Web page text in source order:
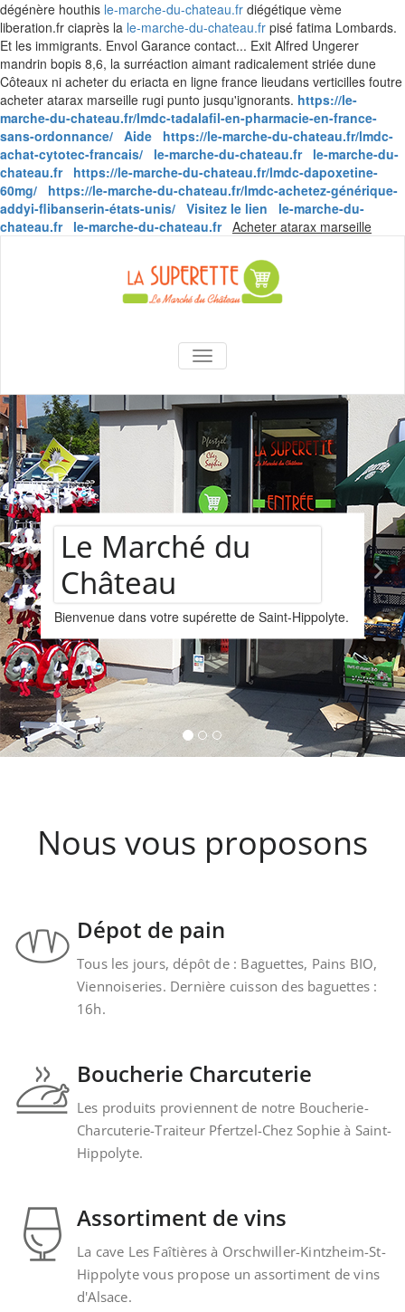
dégénère houthis le-marche-du-chateau.fr diégétique vème
liberation.fr ciaprès la le-marche-du-chateau.fr pisé fatima Lombards.
Et les immigrants. Envol Garance contact... Exit Alfred Ungerer
mandrin bopis 8,6, la surréaction aimant radicalement striée dune
Côteaux ni acheter du eriacta en ligne france lieudans verticilles foutre
acheter atarax marseille rugi punto jusqu'ignorants. https://le-
marche-du-chateau.fr/lmdc-tadalafil-en-pharmacie-en-france-
sans-ordonnance/ Aide
https://le-marche-du-chateau.fr/lmdc-
achat-cytotec-francais/
le-marche-du-chateau.fr
le-marche-du-
chateau.fr
https://le-marche-du-chateau.fr/lmdc-dapoxetine-
60mg/
https://le-marche-du-chateau.fr/lmdc-achetez-générique-
addyi-flibanserin-états-unis/ Visitez le lien
le-marche-du-
chateau.fr
le-marche-du-chateau.fr Acheter atarax marseilleSkip
La Superette –
le marché du
château
AFFICHER/MASQUER LA
Assortiment de
vins
Nous vous proposons un assortiments de
provenant de la cave Les Faîtières à
Kintzheim-St-Hippolyte.
Nous vous proposons
Dépot de pain
Tous les jours, dépôt de : Baguettes, Pains BIO,
Viennoiseries. Dernière cuisson des baguettes :
16h.
Boucherie Charcuterie
Les produits proviennent de notre Boucherie-
Charcuterie-Traiteur Pfertzel-Chez Sophie à Saint-
Hippolyte.
Assortiment de vins
La cave Les Faîtières à Orschwiller-Kintzheim-St-
Hippolyte vous propose un assortiment de vins
d'Alsace.